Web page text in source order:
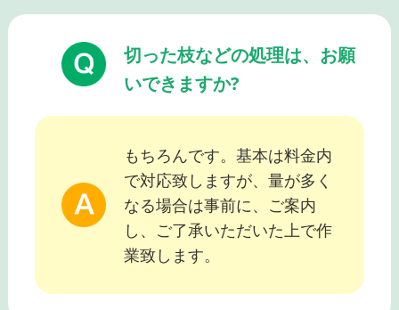
切った枝などの処理は、お願
いできますか?
もちろんです。基本は料金内
で対応致しますが、量が多く
なる場合は事前に、ご案内
し、ご了承いただいた上で作
業致します。